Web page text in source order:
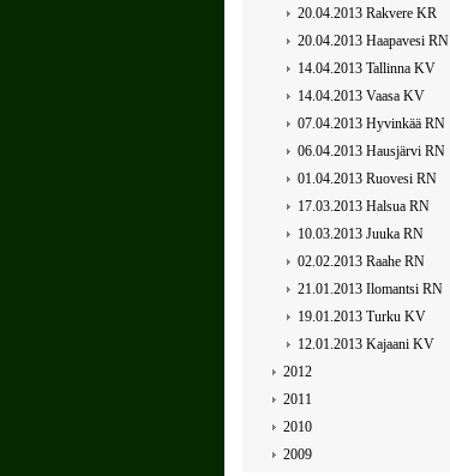
20.04.2013 Rakvere KR
20.04.2013 Haapavesi RN
14.04.2013 Tallinna KV
14.04.2013 Vaasa KV
07.04.2013 Hyvinkää RN
06.04.2013 Hausjärvi RN
01.04.2013 Ruovesi RN
17.03.2013 Halsua RN
10.03.2013 Juuka RN
02.02.2013 Raahe RN
21.01.2013 Ilomantsi RN
19.01.2013 Turku KV
12.01.2013 Kajaani KV
2012
2011
2010
2009